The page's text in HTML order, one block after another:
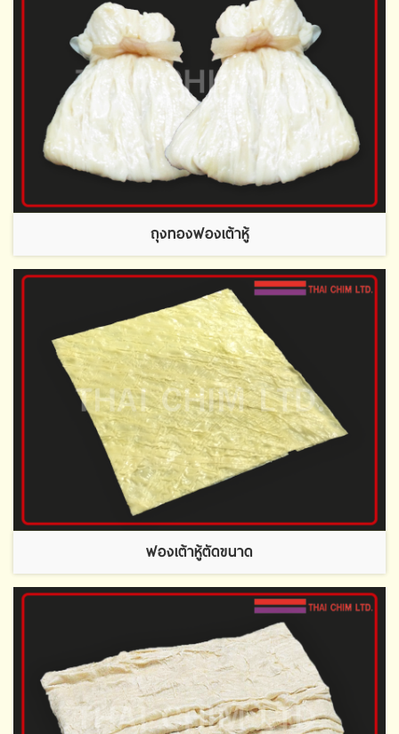
ถุงทองฟองเต้าหู้
ฟองเต้าหู้ตัดขนาด